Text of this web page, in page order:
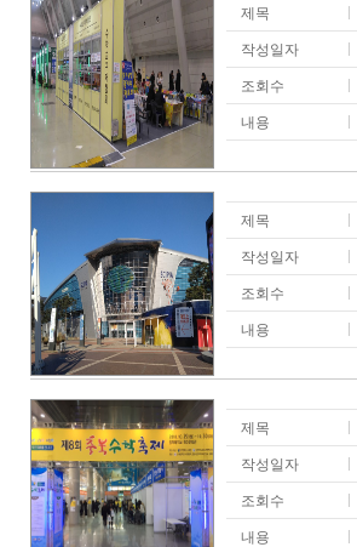
제목
작성일자
조회수
내용
제목
작성일자
조회수
내용
제목
작성일자
조회수
내용